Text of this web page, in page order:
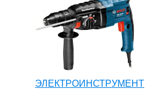
ЭЛЕКТРОИНСТРУМЕНТ